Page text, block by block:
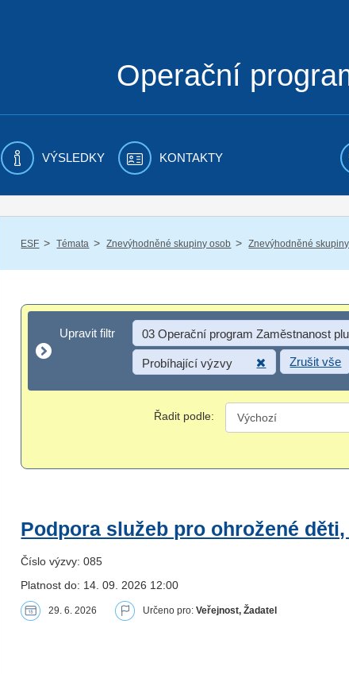
Operační
VÝSLEDKY KONTAKTY
ESF / Témata / Znevýhodněné skupiny osob / Znevýhodněné
Upravit filtr
Upravit filtr 03 Operační program Zaměstnanost
Probíhající výzvy Zrušit vše
Řadit podle:
Podpora služeb pro ohrožené
Číslo výzvy: 085
Platnost do: 14. 09. 2026 12:00
29. 6. 2026 Určeno pro:Veřejnost, Žadatel